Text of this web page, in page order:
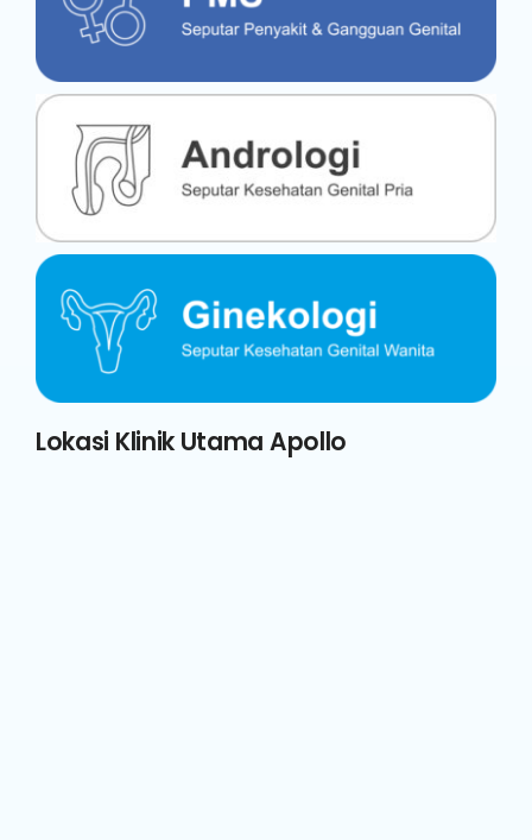
Lokasi Klinik Utama Apollo